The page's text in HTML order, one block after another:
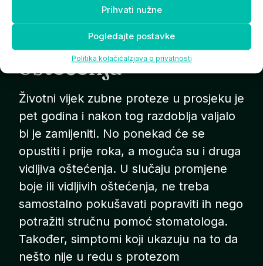
Prihvati nužne
Pogledajte postavke
Politika kolačićaIzjava o privatnosti
te preostale zube.
Promjene i
oštećenja
Životni vijek zubne proteze u prosjeku je
pet godina i nakon tog razdoblja valjalo
bi je zamijeniti. No ponekad će se
opustiti i prije roka, a moguća su i druga
vidljiva oštećenja. U slučaju promjene
boje ili vidljivih oštećenja, ne treba
samostalno pokušavati popraviti ih nego
potražiti stručnu pomoć stomatologa.
Također, simptomi koji ukazuju na to da
nešto nije u redu s protezom